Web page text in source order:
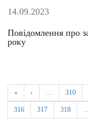
14.09.2023
Повідомлення про
року
« ‹ … 310
316 317 318